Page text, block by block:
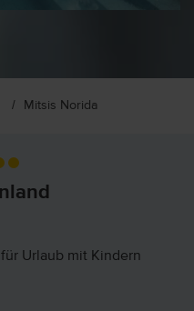
Mitsis Norida
Urlaub mit Kindern